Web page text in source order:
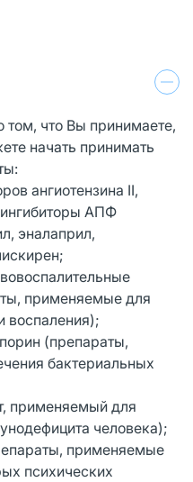
что Вы принимаете,
начать принимать
ангиотензина II,
АПФ
эналаприл,
применяемые для
воспаления);
(препараты,
бактериальных
применяемый для
человека);
применяемые
психических